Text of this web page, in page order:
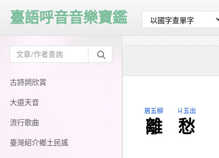
古詩詞欣賞
大道天音
流行歌曲
臺灣紹介鄉土民謠
臺語呼音音樂寶鑑
居五柳
離
ㄐ五出
愁